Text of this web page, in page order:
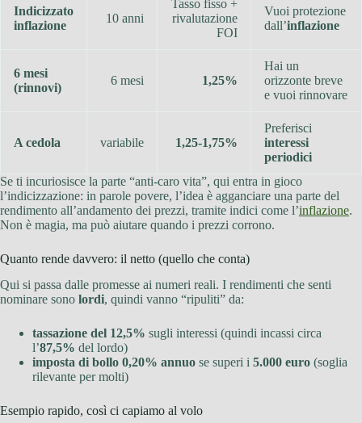
Indicizzato
inflazione
10 anni
Tasso fisso +
rivalutazione
FOI
Vuoi protezione
dall’inflazione
6 mesi
(rinnovi)
6 mesi 1,25%
Hai un
orizzonte breve
e vuoi rinnovare
A cedola variabile 1,25-1,75%
Preferisci
interessi
periodici
Se ti incuriosisce la parte “anti-caro vita”, qui entra in gioco
l’indicizzazione: in parole povere, l’idea è agganciare una parte del
rendimento all’andamento dei prezzi, tramite indici come l’inflazione.
Non è magia, ma può aiutare quando i prezzi corrono.
Quanto rende davvero: il netto (quello che conta)
Qui si passa dalle promesse ai numeri reali. I rendimenti che senti
nominare sono lordi, quindi vanno “ripuliti” da:
tassazione del 12,5% sugli interessi (quindi incassi circa
l’87,5% del lordo)
imposta di bollo 0,20% annuo se superi i 5.000 euro (soglia
rilevante per molti)
Esempio rapido, così ci capiamo al volo